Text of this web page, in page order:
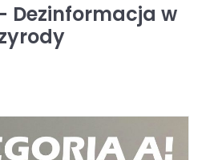
Dezinformacja w